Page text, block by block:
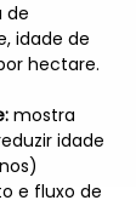
de
idade de
hectare.
mostra
idade
e fluxo de